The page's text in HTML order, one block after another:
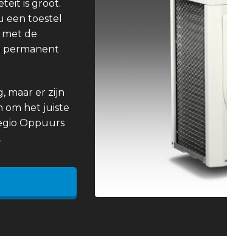
is groot.
een toestel
de
permanent
maar er zijn
om het juiste
Oppuurs